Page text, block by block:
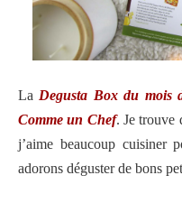
La Degusta Box du mois
Comme un Chef. Je trouve
j’aime beaucoup cuisiner
adorons déguster de bons